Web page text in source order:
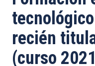
la
navegación
recién
(curso